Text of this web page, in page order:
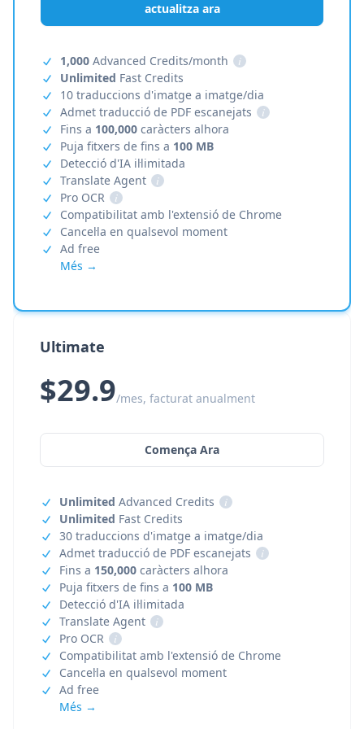
actualitza ara
1,000 Advanced Credits/month
i
Unlimited Fast Credits
10 traduccions d'imatge a imatge/dia
Admet traducció de PDF escanejats
i
Fins a 100,000 caràcters alhora
Puja fitxers de fins a 100 MB
Detecció d'IA il·limitada
Translate Agent
i
Pro OCR
i
Compatibilitat amb l'extensió de Chrome
Cancel·la en qualsevol moment
Ad free
Més →
Ultimate
$29.9/mes, facturat anualment
Comença Ara
Unlimited Advanced Credits
i
Unlimited Fast Credits
30 traduccions d'imatge a imatge/dia
Admet traducció de PDF escanejats
i
Fins a 150,000 caràcters alhora
Puja fitxers de fins a 100 MB
Detecció d'IA il·limitada
Translate Agent
i
Pro OCR
i
Compatibilitat amb l'extensió de Chrome
Cancel·la en qualsevol moment
Ad free
Més →